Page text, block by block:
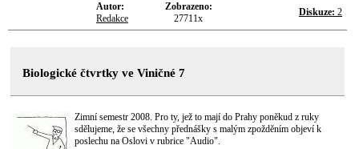
Autor:
Redakce
Zobrazeno:
27711x
Diskuze: 2
Biologické čtvrtky ve Viničné 7
Zimní semestr 2008. Pro ty, jež to mají do Prahy poněkud z ruky
sdělujeme, že se všechny přednášky s malým zpožděním objeví k
poslechu na Oslovi v rubrice "Audio".